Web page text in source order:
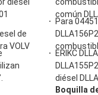
de
VOLV
común
Para
ERIKC
diésel
Boquilla